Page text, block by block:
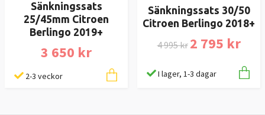
Sänkningssats
25/45mm Citroen
Berlingo 2019+
3 650 kr
2-3 veckor
Sänkningssats 30/50
Citroen Berlingo 2018+
4 995 kr 2 795 kr
I lager, 1-3 dagar